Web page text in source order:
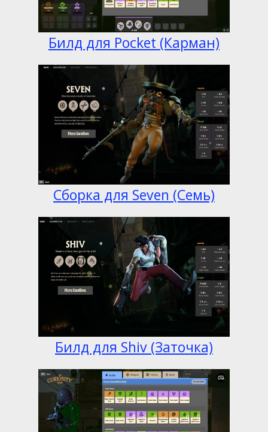
Билд для Pocket (Карман)
Сборка для Seven (Семь)
Билд для Shiv (Заточка)